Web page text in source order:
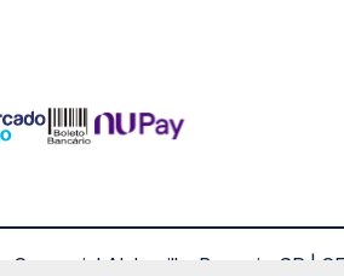
Alphaville, Barueri - SP |